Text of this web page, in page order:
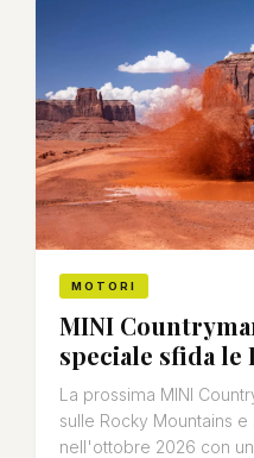
MOTORI
MINI
speciale sfida le
La prossima MINI
sulle Rocky Mountains
nell'ottobre 2026 con